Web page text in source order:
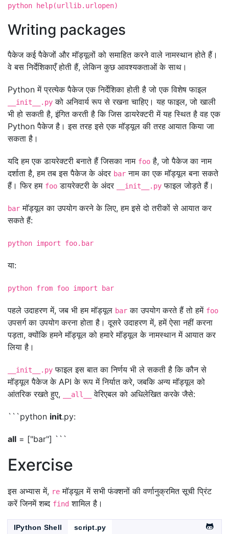
python help(urllib.urlopen)
Writing packages
पैकेज कई पैकेजों और मॉड्यूलों को समाहित करने वाले नामस्थान होते हैं।
वे बस निर्देशिकाएँ होती हैं, लेकिन कुछ आवश्यकताओं के साथ।
Python में प्रत्येक पैकेज एक निर्देशिका होती है जो एक विशेष फाइल
__init__.py को अनिवार्य रूप से रखना चाहिए। यह फाइल, जो खाली
भी हो सकती है, इंगित करती है कि जिस डायरेक्टरी में यह स्थित है वह एक
Python पैकेज है। इस तरह इसे एक मॉड्यूल की तरह आयात किया जा
सकता है।
यदि हम एक डायरेक्टरी बनाते हैं जिसका नाम foo है, जो पैकेज का नाम
दर्शाता है, हम तब इस पैकेज के अंदर bar नाम का एक मॉड्यूल बना सकते
हैं। फिर हम foo डायरेक्टरी के अंदर __init__.py फाइल जोड़ते हैं।
bar मॉड्यूल का उपयोग करने के लिए, हम इसे दो तरीकों से आयात कर
सकते हैं:
python import foo.bar
या:
python from foo import bar
पहले उदाहरण में, जब भी हम मॉड्यूल bar का उपयोग करते हैं तो हमें foo
उपसर्ग का उपयोग करना होता है। दूसरे उदाहरण में, हमें ऐसा नहीं करना
पड़ता, क्योंकि हमने मॉड्यूल को हमारे मॉड्यूल के नामस्थान में आयात कर
लिया है।
__init__.py फाइल इस बात का निर्णय भी ले सकती है कि कौन से
मॉड्यूल पैकेज के API के रूप में निर्यात करे, जबकि अन्य मॉड्यूल को
आंतरिक रखते हुए,
__all__ वेरिएबल को अधिलेखित करके जैसे:
```python init.py:
all = ["bar"] ```
Exercise
इस अभ्यास में, re मॉड्यूल में सभी फंक्शनों की वर्णानुक्रमित सूची प्रिंट
करें जिनमें शब्द find शामिल है।
IPython Shell
script.py